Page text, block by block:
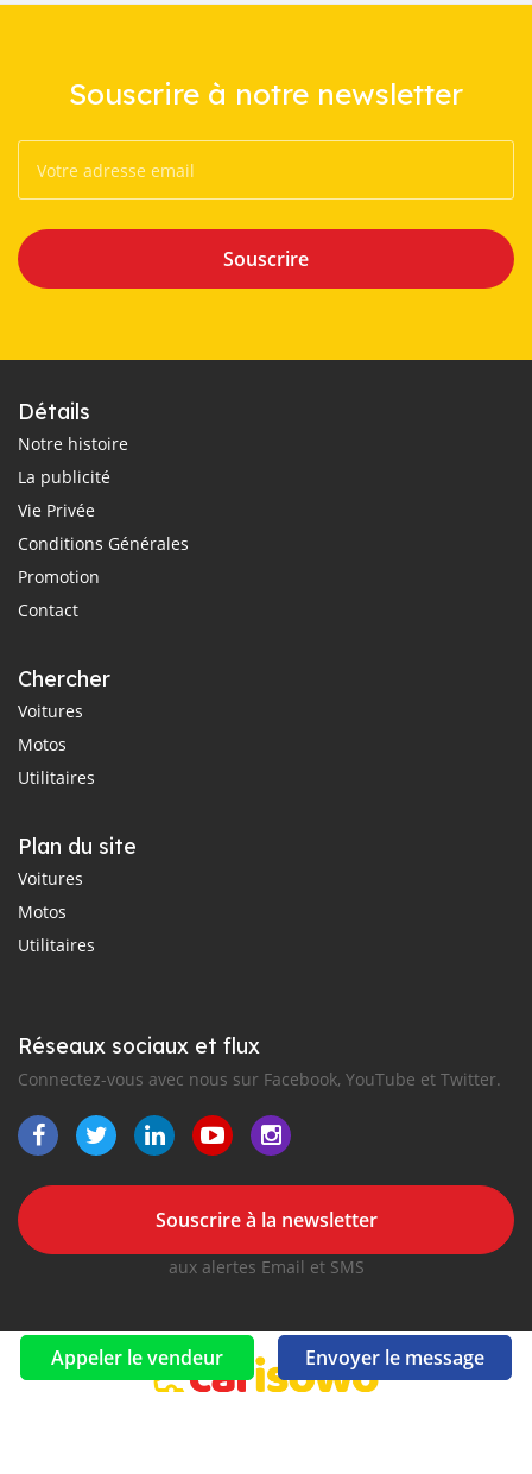
Appeler le vendeur Envoyer le message
Souscrire à notre newsletter
Souscrire
Détails
Notre histoire
La publicité
Vie Privée
Conditions Générales
Promotion
Contact
Chercher
Voitures
Motos
Utilitaires
Plan du site
Voitures
Motos
Utilitaires
Réseaux sociaux et flux
Connectez-vous avec nous sur Facebook, YouTube et Twitter.
Souscrire à la newsletter
aux alertes Email et SMS